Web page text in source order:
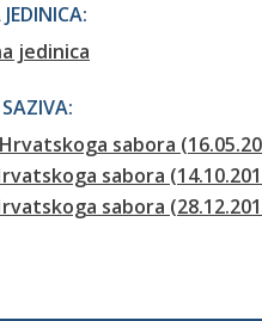
jedinica
SAZIVA:
sabora
sabora
sabora